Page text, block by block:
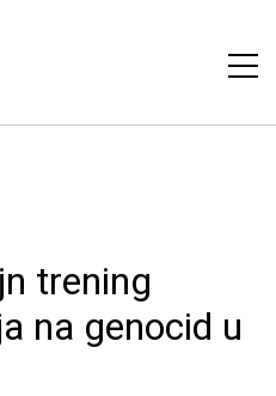
trening
na genocid u